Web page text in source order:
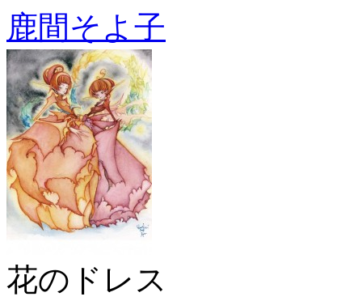
鹿間そよ子
花のドレス